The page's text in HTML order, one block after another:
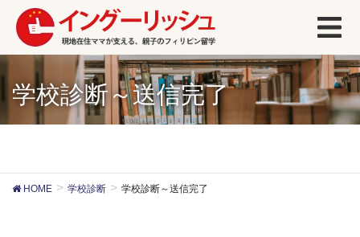
学校診断～送信完了
HOME 学校診断 学校診断～送信完了